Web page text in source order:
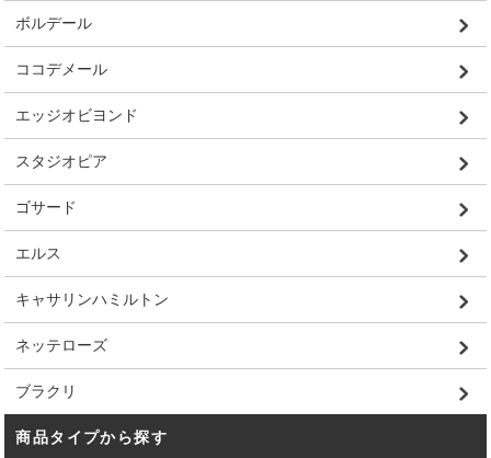
ボルデール
ココデメール
エッジオビヨンド
スタジオピア
ゴサード
エルス
キャサリンハミルトン
ネッテローズ
ブラクリ
商品タイプから探す